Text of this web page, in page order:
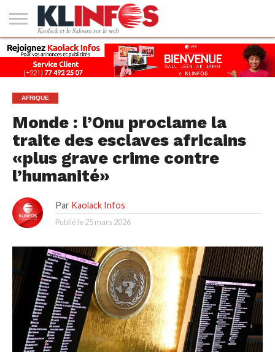
#2
(PAS
DE
TITRE)
KAOLACK
POLITIQUE
ECONOMIE
SOCIÉTÉ
CULTURE
PEOPLE
SPORT
SANTÉ
AFRIQUE
INTERNATIONAL
EMPLOI &
FORMATION
AFRIQUE
Monde : l’Onu proclame la
traite des esclaves africains
«plus grave crime contre
l’humanité»
Par Kaolack Infos
Publié le 25 mars 2026